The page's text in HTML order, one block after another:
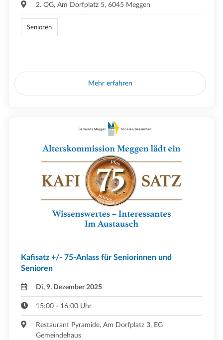
2. OG, Am Dorfplatz 5, 6045 Meggen
Senioren
Mehr erfahren
Kafisatz +/- 75-Anlass für Seniorinnen und
Senioren
Di, 9. Dezember 2025
15:00 - 16:00 Uhr
Restaurant Pyramide, Am Dorfplatz 3, EG
Gemeindehaus